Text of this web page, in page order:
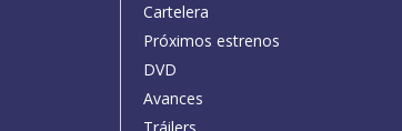
Cartelera
Próximos estrenos
DVD
Avances